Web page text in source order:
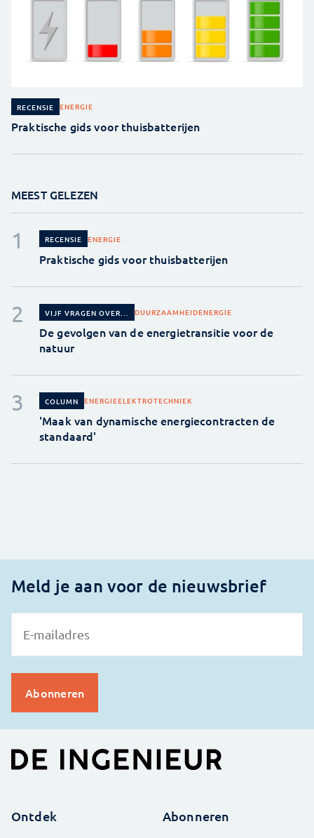
RECENSIE ENERGIE
Praktische gids voor thuisbatterijen
MEEST GELEZEN
RECENSIE ENERGIE
Praktische gids voor thuisbatterijen
VIJF VRAGEN OVER... DUURZAAMHEIDENERGIE
De gevolgen van de energietransitie voor de
natuur
COLUMN ENERGIEELEKTROTECHNIEK
'Maak van dynamische energiecontracten de
standaard'
Meld je aan voor de nieuwsbrief
Ontdek Abonneren